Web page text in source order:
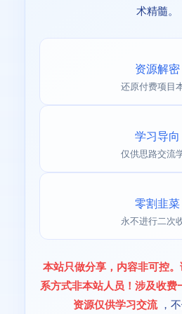
术精髓。
资源解密
还原付费项目
学习导向
仅供思路交流
零割韭菜
永不进行二次
本站只做分享，内容非可控
系方式非本站人员！涉及收费
资源仅供学习交流 ，